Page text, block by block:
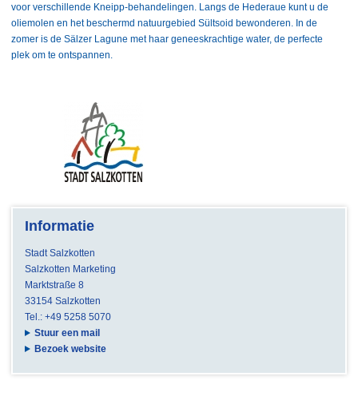
voor verschillende Kneipp-behandelingen. Langs de Hederaue kunt u de
oliemolen en het beschermd natuurgebied Sültsoid bewonderen. In de
zomer is de Sälzer Lagune met haar geneeskrachtige water, de perfecte
plek om te ontspannen.
Informatie
Stadt Salzkotten
Salzkotten Marketing
Marktstraße 8
33154 Salzkotten
Tel.: +49 5258 5070
Stuur een mail
Bezoek website